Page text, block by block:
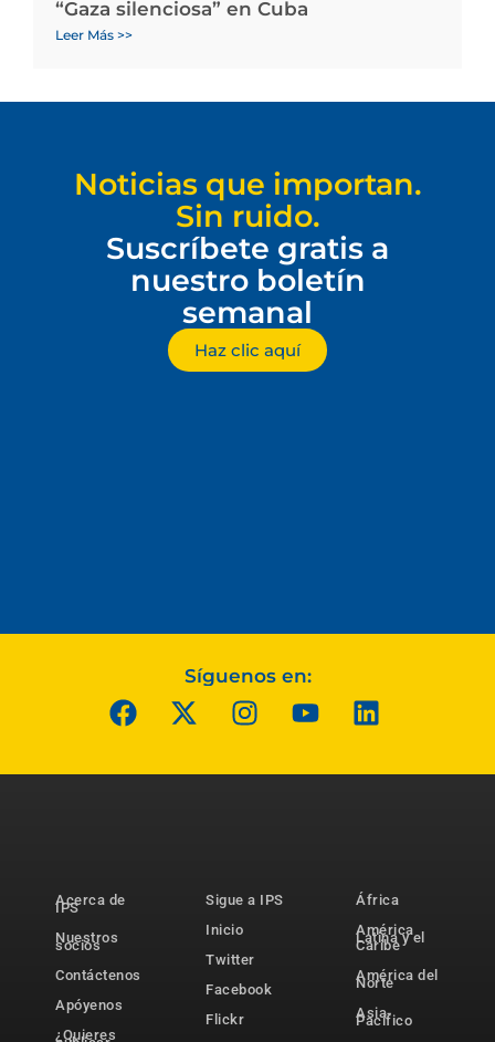
“Gaza silenciosa” en Cuba
Leer Más >>
Noticias que importan.
Sin ruido.
Suscríbete gratis a
nuestro boletín
semanal
Haz clic aquí
Síguenos en:
Acerca de
IPS
Nuestros
socios
Contáctenos
Apóyenos
¿Quieres
Sigue a IPS
Inicio
Twitter
Facebook
Flickr
África
América
Latina y el
Caribe
América del
Norte
Asia-
Pacífico